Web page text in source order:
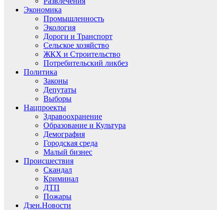
Экономика
Промышленность
Экология
Дороги и Транспорт
Сельское хозяйство
ЖКХ и Строительство
Потребительский ликбез
Политика
Законы
Депутаты
Выборы
Нацпроекты
Здравоохранение
Образование и Культура
Демография
Городская среда
Малый бизнес
Происшествия
Скандал
Криминал
ДТП
Пожары
Дзен.Новости